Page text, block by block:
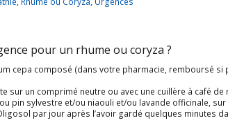
pour un rhume ou coryza ?
sur un comprimé neutre ou avec une cuillère à café de
et/ou lavande officinale, sur un mouchoir ou dans un bol d’eau chaude, 4-6
par jour après l’avoir gardé quelques minutes